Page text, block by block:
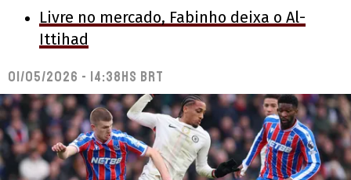
Livre no mercado, Fabinho deixa o Al-
Ittihad
01/05/2026 - 14:38hs BRT